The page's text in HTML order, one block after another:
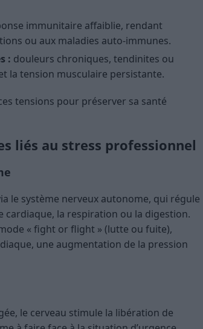
immunitaire affaiblie, rendant
ou aux maladies auto-immunes.
: douleurs chroniques, tendinites ou
la tension musculaire persistante.
tensions pour préserver sa santé
liés au stress professionnel
le système nerveux autonome, qui régule
la respiration ou la digestion.
« fight or flight » (lutte ou fuite),
une augmentation de la pression
le cerveau stimule la libération de